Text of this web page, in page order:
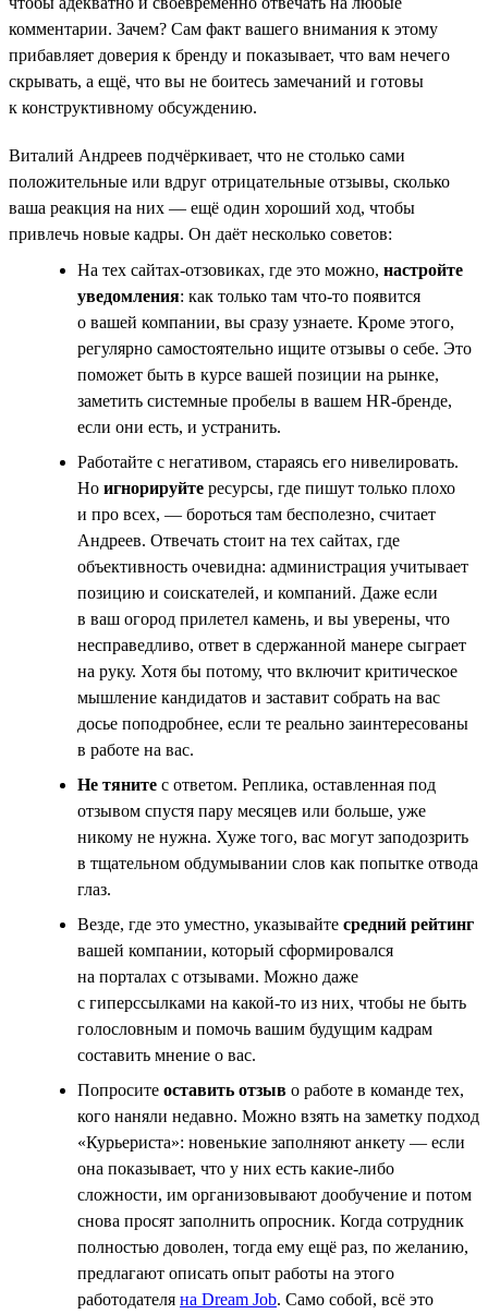
комментарии. Зачем? Сам факт вашего внимания к этому
прибавляет доверия к бренду и показывает, что вам нечего
скрывать, а ещё, что вы не боитесь замечаний и готовы
к конструктивному обсуждению.
Виталий Андреев подчёркивает, что не столько сами
положительные или вдруг отрицательные отзывы, сколько
ваша реакция на них — ещё один хороший ход, чтобы
привлечь новые кадры. Он даёт несколько советов:
На тех сайтах-отзовиках, где это можно, настройте
уведомления: как только там что-то появится
о вашей компании, вы сразу узнаете. Кроме этого,
регулярно самостоятельно ищите отзывы о себе. Это
поможет быть в курсе вашей позиции на рынке,
заметить системные пробелы в вашем HR-бренде,
если они есть, и устранить.
Работайте с негативом, стараясь его нивелировать.
Но игнорируйте ресурсы, где пишут только плохо
и про всех, — бороться там бесполезно, считает
Андреев. Отвечать стоит на тех сайтах, где
объективность очевидна: администрация учитывает
позицию и соискателей, и компаний. Даже если
в ваш огород прилетел камень, и вы уверены, что
несправедливо, ответ в сдержанной манере сыграет
на руку. Хотя бы потому, что включит критическое
мышление кандидатов и заставит собрать на вас
досье поподробнее, если те реально заинтересованы
в работе на вас.
Не тяните с ответом. Реплика, оставленная под
отзывом спустя пару месяцев или больше, уже
никому не нужна. Хуже того, вас могут заподозрить
в тщательном обдумывании слов как попытке отвода
глаз.
Везде, где это уместно, указывайте средний рейтинг
вашей компании, который сформировался
на порталах с отзывами. Можно даже
с гиперссылками на какой-то из них, чтобы не быть
голословным и помочь вашим будущим кадрам
составить мнение о вас.
Попросите оставить отзыв о работе в команде тех,
кого наняли недавно. Можно взять на заметку подход
«Курьериста»: новенькие заполняют анкету — если
она показывает, что у них есть какие-либо
сложности, им организовывают дообучение и потом
снова просят заполнить опросник. Когда сотрудник
полностью доволен, тогда ему ещё раз, по желанию,
предлагают описать опыт работы на этого
работодателя на Dream Job. Само собой, всё это